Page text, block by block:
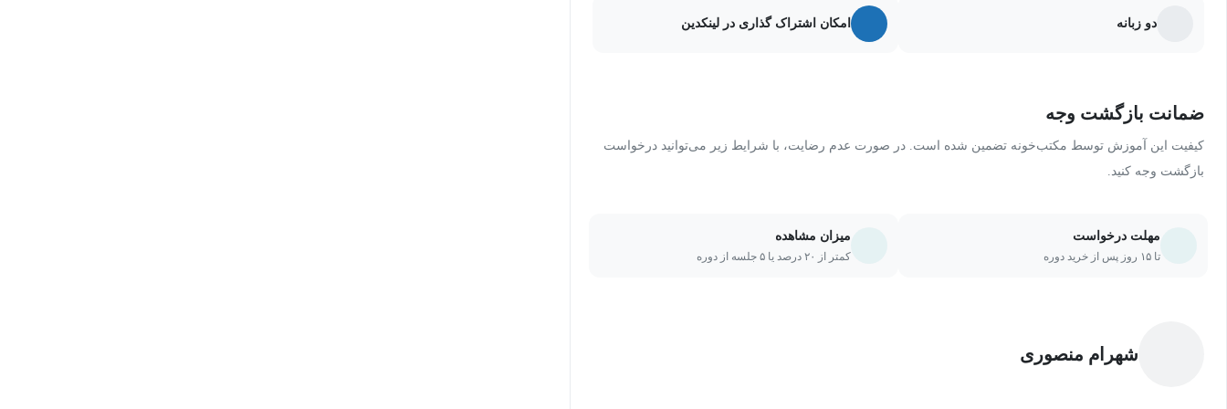
امکان اشتراک گذاری در لینکدین دو زبانه
ضمانت بازگشت وجه
کیفیت این آموزش توسط مکتب‌خونه تضمین شده است. در صورت عدم رضایت، با شرایط زیر می‌توانید درخواست
بازگشت وجه کنید.
مهلت درخواست
تا ۱۵ روز پس از خرید دوره
میزان مشاهده
کمتر از ۲۰ درصد یا ۵ جلسه از دوره
شهرام منصوری